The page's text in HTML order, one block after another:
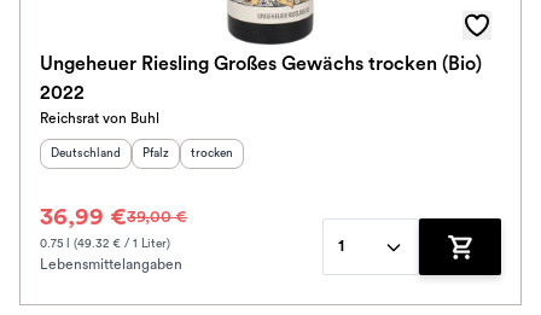
Ungeheuer Riesling Großes Gewächs trocken (Bio)
2022
Reichsrat von Buhl
Herkunftsland
Deutschland Herkunftsregion
Pfalz Geschmack
trocken
36,99 €39,00 €
0.75 l (49.32 € / 1 Liter)
Lebensmittelangaben
1
Zum